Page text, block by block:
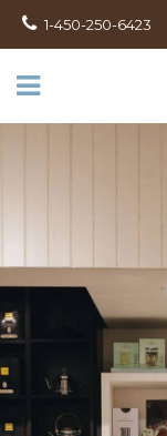
1-450-250-6423